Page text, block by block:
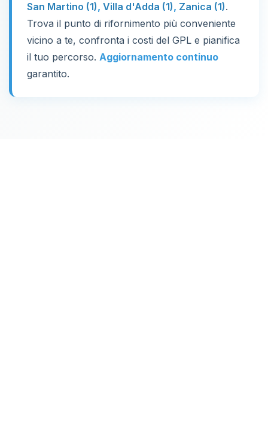
San Martino (1), Villa d'Adda (1), Zanica (1).
Trova il punto di rifornimento più conveniente
vicino a te, confronta i costi del GPL e pianifica
il tuo percorso. Aggiornamento continuo
garantito.